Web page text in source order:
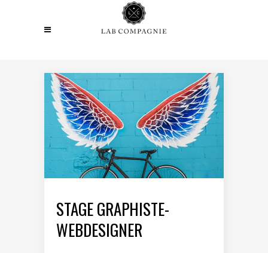
STAGE GRAPHISTE-
WEBDESIGNER